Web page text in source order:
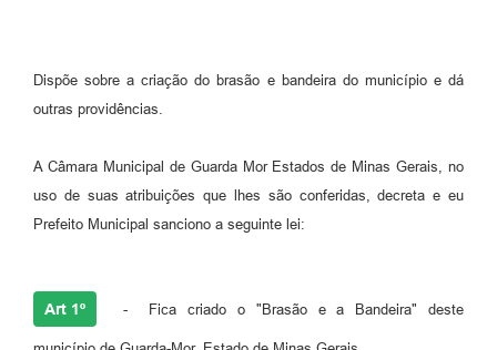
Dispõe sobre a criação do brasão e bandeira do município e dá
outras providências.
A Câmara Municipal de Guarda Mor Estados de Minas Gerais, no
uso de suas atribuições que lhes são conferidas, decreta e eu
Prefeito Municipal sanciono a seguinte lei:
Art 1º - Fica criado o "Brasão e a Bandeira" deste